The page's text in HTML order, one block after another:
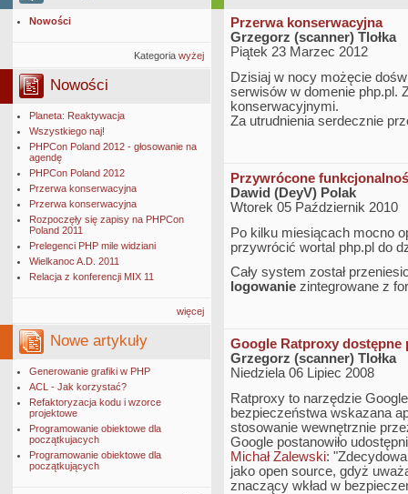
Nowości
Kategoria wyżej
Nowości
Planeta: Reaktywacja
Wszystkiego naj!
PHPCon Poland 2012 - głosowanie na
agendę
PHPCon Poland 2012
Przerwa konserwacyjna
Przerwa konserwacyjna
Rozpoczęły się zapisy na PHPCon
Poland 2011
Prelegenci PHP mile widziani
Wielkanoc A.D. 2011
Relacja z konferencji MIX 11
więcej
Nowe artykuły
Generowanie grafiki w PHP
ACL - Jak korzystać?
Refaktoryzacja kodu i wzorce
projektowe
Programowanie obiektowe dla
początkujacych
Programowanie obiektowe dla
początkujących
Przerwa konserwacyjna
Grzegorz (scanner) Tlołka
Piątek 23 Marzec 2012
Dzisiaj w nocy możęcie
serwisów w domenie php.pl.
konserwacyjnymi.
Za utrudnienia serdecznie
Przywrócone
Dawid (DeyV) Polak
Wtorek 05 Październik 2010
Po kilku miesiącach mocno
przywrócić wortal php.pl do
Cały system został
logowanie zintegrowane z
Google Ratproxy dostępne
Grzegorz (scanner) Tlołka
Niedziela 06 Lipiec 2008
Ratproxy to narzędzie
bezpieczeństwa wskazana
stosowanie wewnętrznie
Google postanowiło
Michał Zalewski:
jako open source, gdyż
znaczący wkład w